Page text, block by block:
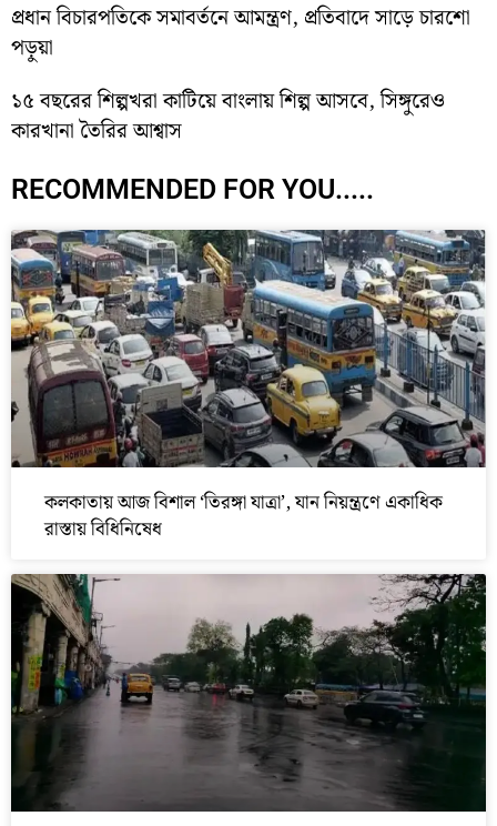
প্রধান বিচারপতিকে সমাবর্তনে আমন্ত্রণ, প্রতিবাদে সাড়ে চারশো
পড়ুয়া
১৫ বছরের শিল্পখরা কাটিয়ে বাংলায় শিল্প আসবে, সিঙ্গুরেও
কারখানা তৈরির আশ্বাস
RECOMMENDED FOR YOU.....
কলকাতায় আজ বিশাল ‘তিরঙ্গা যাত্রা’, যান নিয়ন্ত্রণে একাধিক
রাস্তায় বিধিনিষেধ